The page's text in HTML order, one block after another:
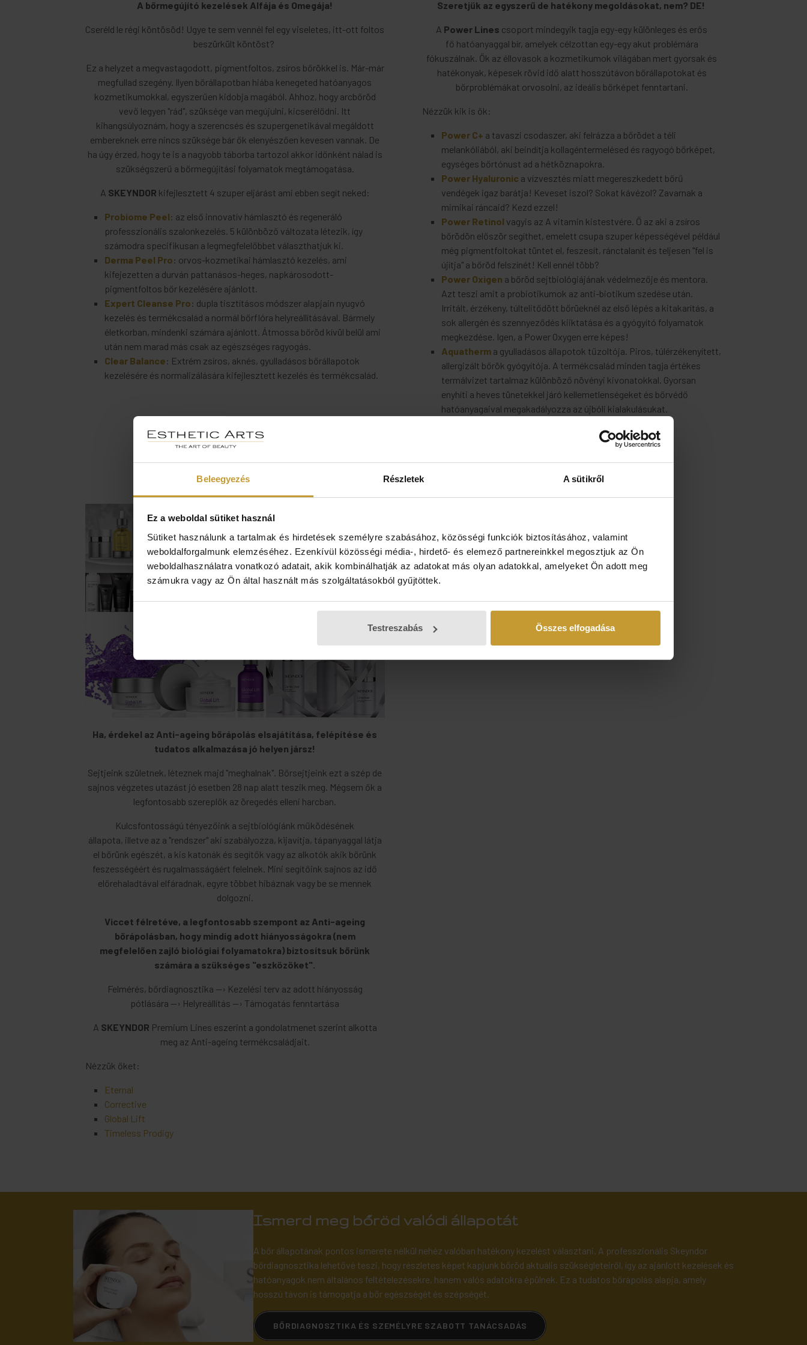
Beleegyezés Részletek A sütikről
Ez a weboldal sütiket használ
Sütiket használunk a tartalmak és hirdetések személyre szabásához, közösségi funkciók biztosításához, valamint
weboldalforgalmunk elemzéséhez. Ezenkívül közösségi média-, hirdető- és elemező partnereinkkel megosztjuk az Ön
weboldalhasználatra vonatkozó adatait, akik kombinálhatják az adatokat más olyan adatokkal, amelyeket Ön adott meg
számukra vagy az Ön által használt más szolgáltatásokból gyűjtöttek.
Testreszabás Összes elfogadása
A bőrmegújító kezelések Alfája és Omegája!
Cseréld le régi köntösöd! Ugye te sem vennél fel egy viseletes, itt-ott foltos
beszürkült köntöst?
Ez a helyzet a megvastagodott, pigmentfoltos, zsíros bőrökkel is. Már-már
megfullad szegény. Ilyen bőrállapotban hiába kenegeted hatóanyagos
kozmetikumokkal, egyszerűen kidobja magából. Ahhoz, hogy arcbőröd
vevő legyen "rád", szüksége van megújulni, kicserélődni. Itt
kihangsúlyoznám, hogy a szerencsés és szupergenetikával megáldott
embereknek erre nincs szüksége bár ők elenyészően kevesen vannak. De
ha úgy érzed, hogy te is a nagyobb táborba tartozol akkor időnként nálad is
szükségszerű a bőrmegújítási folyamatok megtámogatása.
A SKEYNDOR kifejlesztett 4 szuper eljárást ami ebben segít neked:
Probiome Peel: az első innovatív hámlasztó és regeneráló
professzionális szalonkezelés. 5 különböző változata létezik, így
számodra specifikusan a legmegfelelőbbet választhatjuk ki.
Derma Peel Pro: orvos-kozmetikai hámlasztó kezelés, ami
kifejezetten a durván pattanásos-heges, napkárosodott-
pigmentfoltos bőr kezelésére ajánlott.
Expert Cleanse Pro: dupla tisztításos módszer alapjain nyugvó
kezelés és termékcsalád a normál bőrflóra helyreállításával. Bármely
életkorban, mindenki számára ajánlott. Átmossa bőröd kívül belül ami
után nem marad más csak az egészséges ragyogás.
Clear Balance: Extrém zsíros, aknés, gyulladásos bőrállapotok
kezelésére és normalizálására kifejlesztett kezelés és termékcsalád.
Szeretjük az egyszerű de hatékony megoldásokat, nem? DE!
A Power Lines csoport mindegyik tagja egy-egy különleges és erős
fő hatóanyaggal bír, amelyek célzottan egy-egy akut problémára
fókuszálnak. Ők az éllovasok a kozmetikumok világában mert gyorsak és
hatékonyak, képesek rövid idő alatt hosszútávon bőrállapotokat és
bőrproblémákat orvosolni, az ideális bőrképet fenntartani.
Nézzük kik is ők:
Power C+ a tavaszi csodaszer, aki felrázza a bőrödet a téli
melankóliából, aki beindítja kollagéntermelésed és ragyogó bőrképet,
egységes bőrtónust ad a hétköznapokra.
Power Hyaluronic a vízvesztés miatt megereszkedett bőrű
vendégek igaz barátja! Keveset iszol? Sokat kávézol? Zavarnak a
mimikai ráncaid? Kezd ezzel!
Power Retinol vagyis az A vitamin kistestvére. Ő az aki a zsíros
bőrödön először segíthet, emelett csupa szuper képességével például
még pigmentfoltokat tüntet el, feszesít, ránctalanít és teljesen "fel is
újítja" a bőröd felszínét! Kell ennél több?
Power Oxigen a bőröd sejtbiológiájának védelmezője és mentora.
Azt teszi amit a probiotikumok az anti-biotikum szedése után.
Irritált, érzékeny, túltelitődött bőrüeknél az első lépés a kitakarítás, a
sok allergén és szennyeződés kiiktatása és a gyógyító folyamatok
megkezdése. Igen, a Power Oxygen erre képes!
Aquatherm a gyulladásos állapotok tűzoltója. Piros, túlérzékenyített,
allergizált bőrök gyógyítója. A termékcsalád minden tagja értékes
termálvizet tartalmaz különböző növényi kivonatokkal. Gyorsan
enyhíti a heves tünetekkel járó kellemetlenségeket és bőrvédő
hatóanyagaival megakadályozza az újbóli kialakulásukat.
Ha, érdekel az Anti-ageing bőrápolás elsajátítása, felépítése és
tudatos alkalmazása jó helyen jársz!
Sejtjeink születnek, léteznek majd "meghalnak". Bőrsejtjeink ezt a szép de
sajnos végzetes utazást jó esetben 28 nap alatt teszik meg. Mégsem ők a
legfontosabb szereplők az öregedés elleni harcban.
Kulcsfontosságú tényezőink a sejtbiológiánk működésének
állapota, illetve az a "rendszer" aki szabályozza, kijavítja, tápanyaggal látja
el bőrünk egészét, a kis katonák és segítők vagy az alkotók akik bőrünk
feszességéért és rugalmasságáért felelnek. Mini segítőink sajnos az idő
előrehaladtával elfáradnak, egyre többet hibáznak vagy be se mennek
dolgozni.
Viccet félretéve, a legfontosabb szempont az Anti-ageing
bőrápolásban, hogy mindig adott hiányosságokra (nem
megfelelően zajló biológiai folyamatokra) biztosítsuk bőrünk
számára a szükséges "eszközöket".
Felmérés, bőrdiagnosztika --› Kezelési terv az adott hiányosság
pótlására --› Helyreállítás --› Támogatás fenntartása
A SKEYNDOR Premium Lines eszerint a gondolatmenet szerint alkotta
meg az Anti-ageing termékcsaládjait.
Nézzük őket:
Eternal
Corrective
Global Lift
Timeless Prodigy
Ismerd meg bőröd valódi állapotát
A bőr állapotának pontos ismerete nélkül nehéz valóban hatékony kezelést választani. A professzionális Skeyndor
bőrdiagnosztika lehetővé teszi, hogy részletes képet kapjunk bőröd aktuális szükségleteiről, így az ajánlott kezelések és
hatóanyagok nem általános feltételezésekre, hanem valós adatokra épülnek. Ez a tudatos bőrápolás alapja, amely
hosszú távon is támogatja a bőr egészségét és szépségét.
BŐRDIAGNOSZTIKA ÉS SZEMÉLYRE SZABOTT TANÁCSADÁS